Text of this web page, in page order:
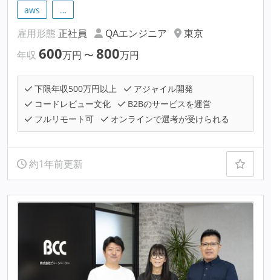
aws
…
雇用形態 正社員 QAエンジニア
東京
年収 600万円 〜 800万円
下限年収500万円以上
アジャイル開発
コードレビュー文化
B2Bのサービスを運営
フルリモート可
オンラインで選考が受けられる
約1年前更新